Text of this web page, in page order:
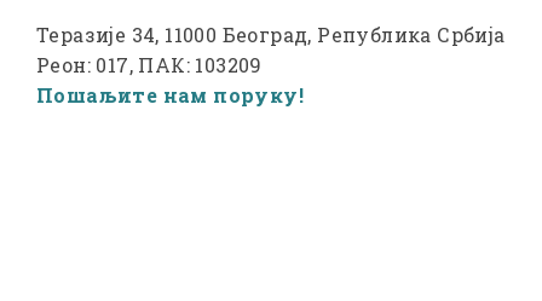
Теразије 34, 11000 Београд, Република Србија
Реон: 017, ПАК: 103209
Пошаљите нам поруку!